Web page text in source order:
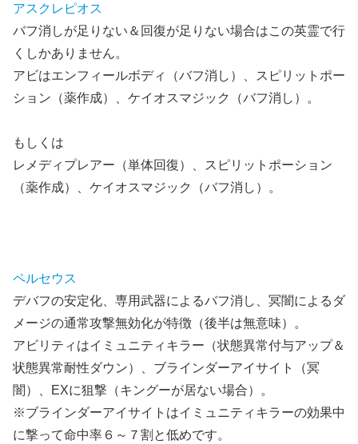
アスクレピオス
バフ消しが足りない＆回復が足りない場合はこの英霊で行
くしかありません。
アビはエンフィールボディ（バフ消し）、スピリットポー
ション（薬作成）、ケイオスマジック（バフ消し）。
もしくは
レメディプレアー（単体回復）、スピリットポーション
（薬作成）、ケイオスマジック（バフ消し）。
ペルセウス
デバフの安定化、専用武器によるバフ消し、冥闇によるダ
メージの通常攻撃無効化が特徴（後半は無意味）。
アビリティはイミュニティキラー（状態異常付与アップ＆
状態異常耐性ダウン）、ブラインダーアイサイト（冥
闇）、EXに狙撃（キングーが居ない場合）。
※ブラインダーアイサイトはイミュニティキラーの効果中
に撃って命中率６～７割と低めです。